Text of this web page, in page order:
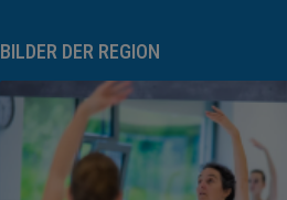
BILDER DER REGION